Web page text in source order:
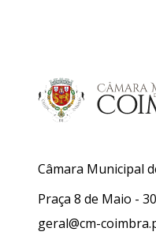
Câmara Municipal
Praça 8 de Maio -
geral@cm-